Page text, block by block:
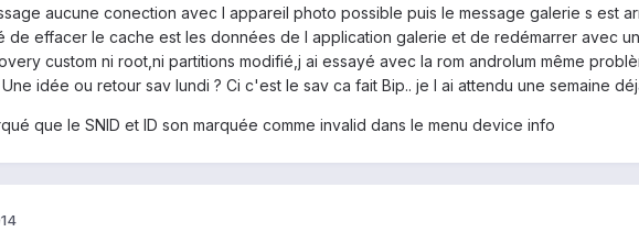
aucune conection avec l appareil photo possible puis le message galerie s est
de effacer le cache est les données de l application galerie et de redémarrer avec
custom ni root,ni partitions modifié,j ai essayé avec la rom androlum même
idée ou retour sav lundi ? Ci c'est le sav ca fait Bip.. je l ai attendu une semaine
que le SNID et ID son marquée comme invalid dans le menu device info